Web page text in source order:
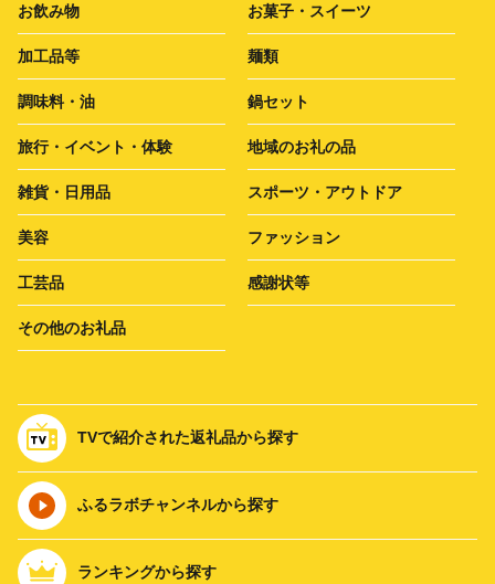
お飲み物 お菓子・スイーツ
加工品等 麺類
調味料・油 鍋セット
旅行・イベント・体験 地域のお礼の品
雑貨・日用品 スポーツ・アウトドア
美容 ファッション
工芸品 感謝状等
その他のお礼品
TVで紹介された返礼品から探す
ふるラボチャンネルから探す
ランキングから探す